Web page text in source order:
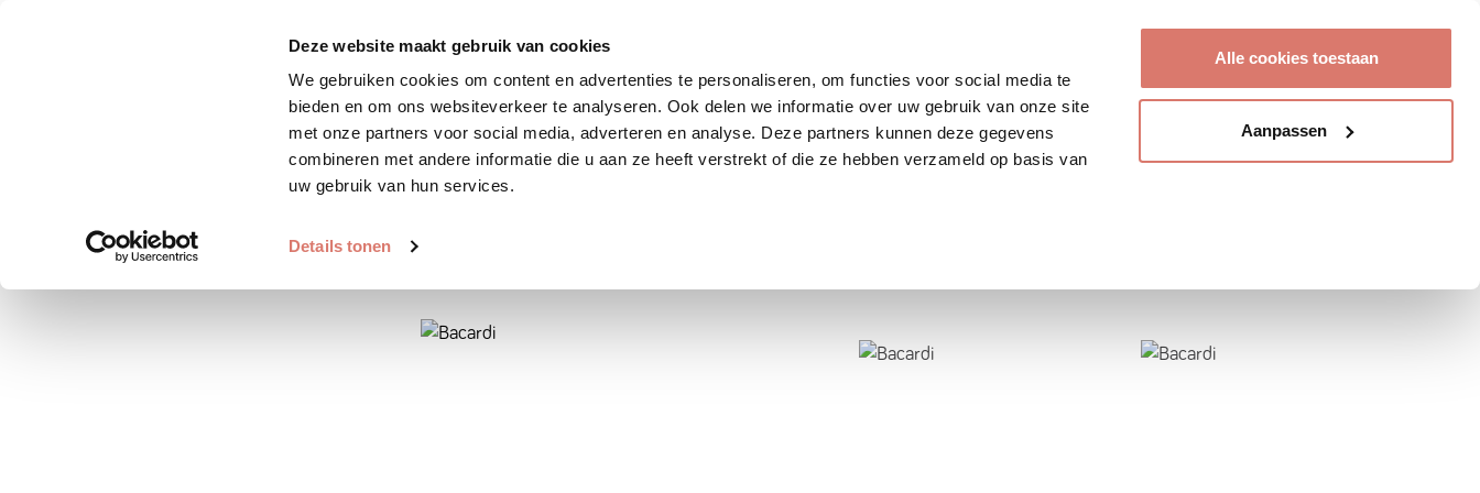
Deze website maakt gebruik van cookies
We gebruiken cookies om content en advertenties te personaliseren, om functies voor social media te
bieden en om ons websiteverkeer te analyseren. Ook delen we informatie over uw gebruik van onze site
met onze partners voor social media, adverteren en analyse. Deze partners kunnen deze gegevens
combineren met andere informatie die u aan ze heeft verstrekt of die ze hebben verzameld op basis van
uw gebruik van hun services.
Details tonen
Alle cookies toestaan
Aanpassen
Zoek huisdier Plaats huisdier Hoe werkt het?